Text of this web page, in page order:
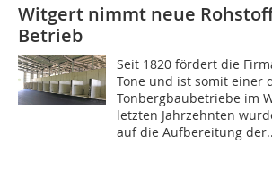
Witgert nimmt neue
Betrieb
Seit 1820 fördert die
Tone und ist somit einer
Tonbergbaubetriebe im
letzten Jahrzehnten
auf die Aufbereitung